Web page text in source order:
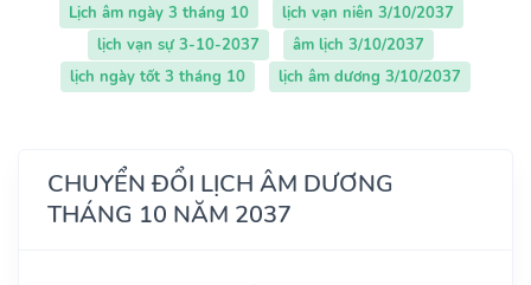
Lịch âm ngày 3 tháng 10
lịch vạn niên 3/10/2037
lịch vạn sự 3-10-2037
âm lịch 3/10/2037
lịch ngày tốt 3 tháng 10
lịch âm dương 3/10/2037
CHUYỂN ĐỔI LỊCH ÂM DƯƠNG
THÁNG 10 NĂM 2037